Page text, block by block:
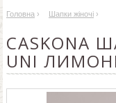
ПРО БРЕНД
ДОСТАВКА І
ОПТОВИМ
Головна › Шапки жіночі ›
CASKONA
UNI